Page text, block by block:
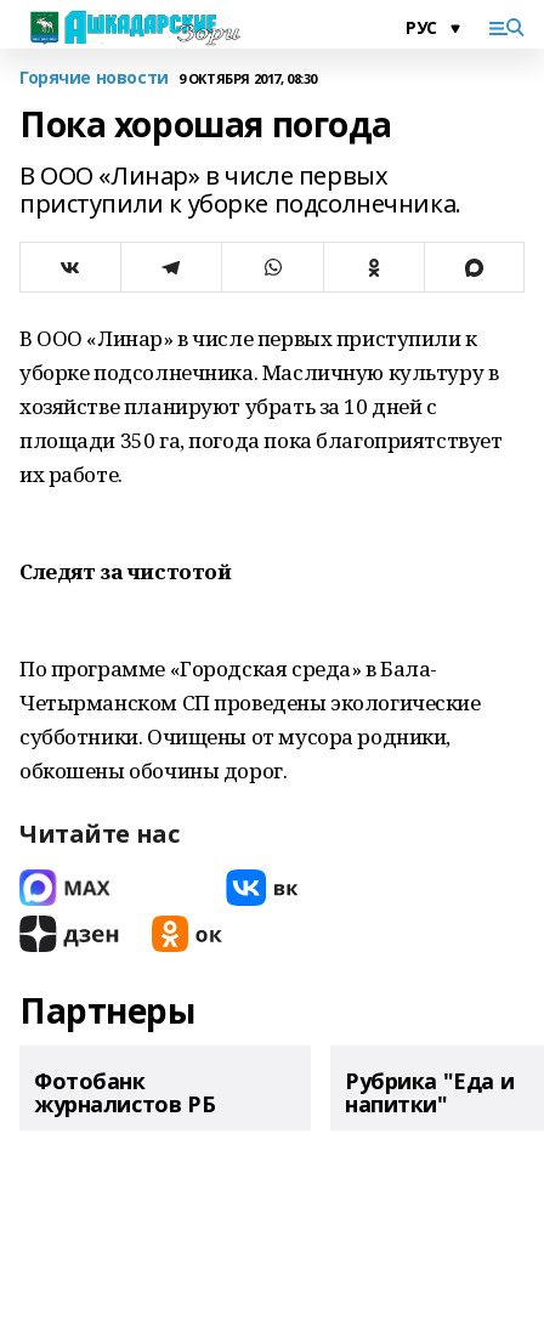
Горячие новости 9 ОКТЯБРЯ 2017, 08:30
Пока хорошая погода
В ООО «Линар» в числе первых
приступили к уборке подсолнечника.
В ООО «Линар» в числе первых приступили к
уборке подсолнечника. Масличную культуру в
хозяйстве планируют убрать за 10 дней с
площади 350 га, погода пока благоприятствует
их работе.
Следят за чистотой
По программе «Городская среда» в Бала-
Четырманском СП проведены экологические
субботники. Очищены от мусора родники,
обкошены обочины дорог.
Читайте нас
Партнеры
Фотобанк
журналистов РБ
Рубрика "Еда и
напитки"